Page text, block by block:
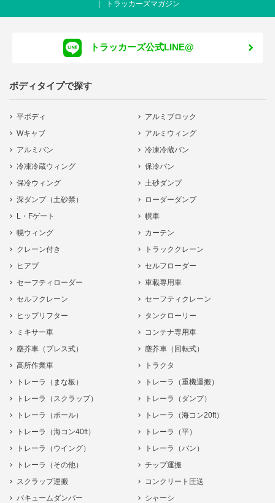
トラッカーズマガジン
トラッカーズ公式LINE@
ボディタイプで探す
平ボディ
アルミブロック
Wキャブ
アルミウィング
アルミバン
冷凍冷蔵バン
冷凍冷蔵ウィング
保冷バン
保冷ウィング
土砂ダンプ
深ダンプ（土砂禁）
ローダーダンプ
L・Fゲート
幌車
幌ウィング
カーテン
クレーン付き
トラッククレーン
ヒアブ
セルフローダー
セーフティローダー
車載専用車
セルフクレーン
セーフティクレーン
ヒップリフター
タンクローリー
ミキサー車
コンテナ専用車
塵芥車（プレス式）
塵芥車（回転式）
高所作業車
トラクタ
トレーラ（まな板）
トレーラ（重機運搬）
トレーラ（スクラップ）
トレーラ（ダンプ）
トレーラ（ポール）
トレーラ（海コン20ft）
トレーラ（海コン40ft）
トレーラ（平）
トレーラ（ウイング）
トレーラ（バン）
トレーラ（その他）
チップ運搬
スクラップ運搬
コンクリート圧送
バキュームダンパー
シャーシ